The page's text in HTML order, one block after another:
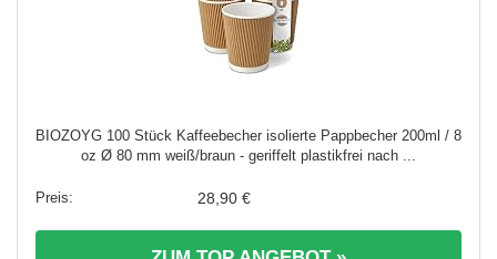
BIOZOYG 100 Stück Kaffeebecher isolierte Pappbecher 200ml / 8
oz Ø 80 mm weiß/braun - geriffelt plastikfrei nach ...
28,90 €